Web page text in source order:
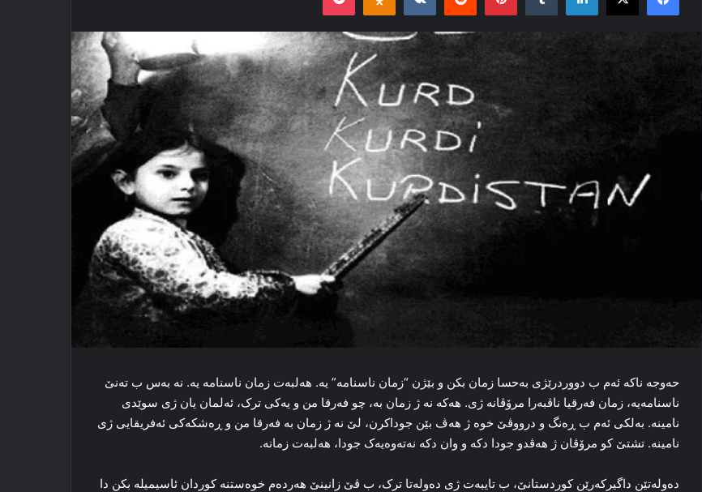
حه‌وجه‌ ناکه‌ ئه‌م ب دووردرێژی به‌حسا زمان بکن و بێژن “زمان ناسنامه‌” یه‌. هه‌لبه‌ت زمان ناسنامه‌ یه‌. نه‌ بەس ب ته‌نێ
ناسنامه‌یە، زمان فەرقیا ناڤبه‌را مرۆڤانه‌ ژی. هه‌که‌ نه‌ ژ زمان به‌، چو فه‌رقا من و یه‌کی ترک، ئەلمان یان ژی سوێدی
نامینه‌. به‌لکی ئه‌م ب ڕه‌نگ و درووڤێ خوه‌ ژ هه‌ڤ بێن جوداکرن، لێ نه‌ ژ زمان به‌ فه‌رقا من و ڕه‌شکه‌کی ئەفریقایی ژی
نامینه‌. تشتێ کو مرۆڤان ژ هه‌ڤدو جودا دکه‌ و وان دکه‌ نه‌ته‌وه‌یه‌ک جودا، هه‌لبه‌ت زمانه‌.
ده‌وله‌تێن داگیرکه‌رێن کوردستانێ، ب تایبه‌ت ژی ده‌وله‌تا ترک، ب ڤێ زانینێ هه‌رده‌م خوه‌ستنه‌ کوردان ئاسیمیله‌ بکن دا